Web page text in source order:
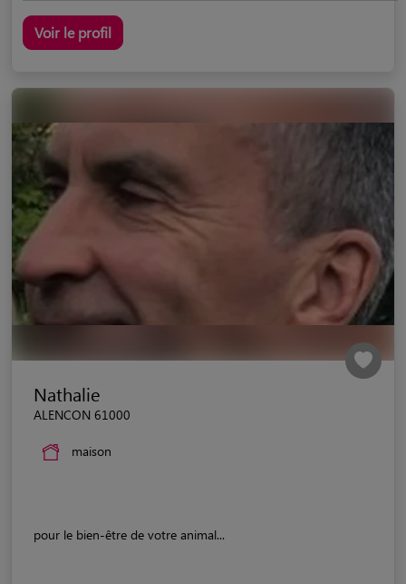
Voir le profil
Nathalie
ALENCON 61000
maison
pour le bien-être de votre animal...